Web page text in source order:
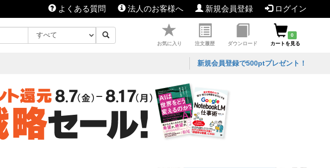
よくある質問 法人のお客様へ 新規会員登録 ログイン
お気に入り 注文履歴 ダウンロード
0
カートを見る
新規会員登録で500ptプレゼント！